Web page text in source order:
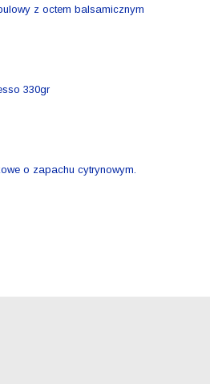
z octem balsamicznym
330gr
o zapachu cytrynowym.